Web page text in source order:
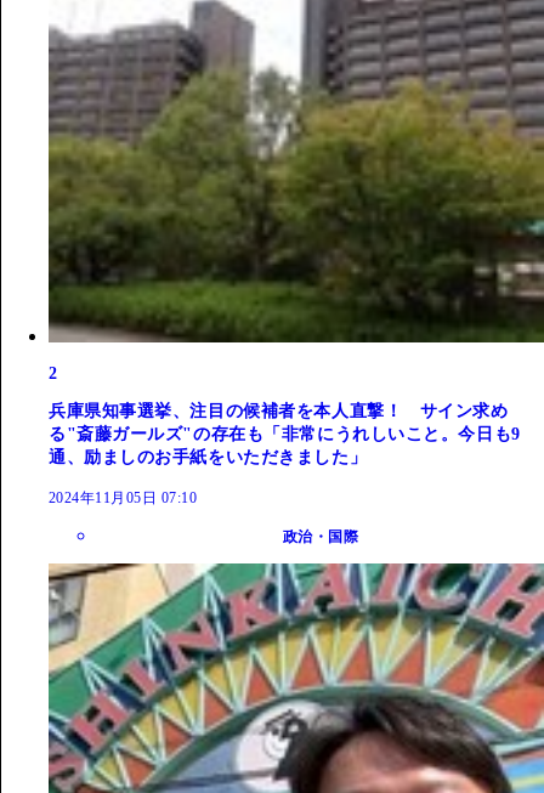
2
兵庫県知事選挙、注目の候補者を本人直撃！ サイン求め
る"斎藤ガールズ"の存在も「非常にうれしいこと。今日も9
通、励ましのお手紙をいただきました」
2024年11月05日 07:10
政治・国際